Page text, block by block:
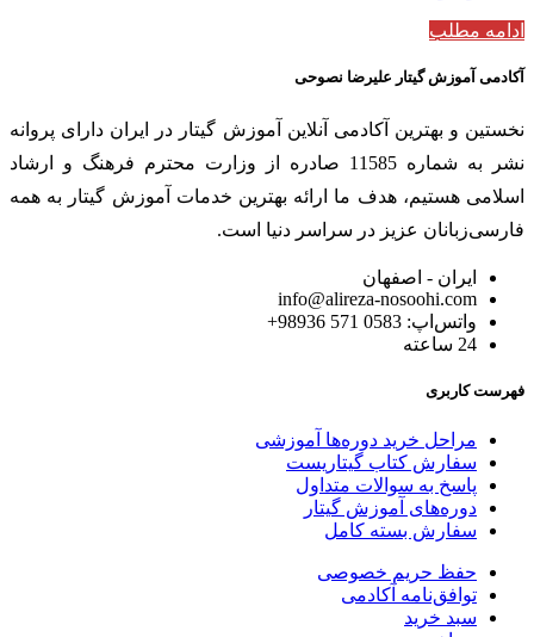
ادامه مطلب
آکادمی آموزش گیتار علیرضا نصوحی
نخستین و بهترین آکادمی آنلاین آموزش گیتار در ایران دارای پروانه
نشر به شماره 11585 صادره از وزارت محترم فرهنگ و ارشاد
اسلامی هستیم، هدف ما ارائه بهترین خدمات آموزش گیتار به همه
فارسی‌زبانان عزیز در سراسر دنیا است.
ایران - اصفهان
info@alireza-nosoohi.com
واتس‌اپ: 0583 571 98936+
24 ساعته
فهرست کاربری
مراحل خرید دوره‌ها آموزشی
سفارش کتاب گیتاریست
پاسخ به سوالات متداول
دوره‌های آموزش گیتار
سفارش بسته کامل
حفظ حریم خصوصی
توافق‌نامه آکادمی
سبد خرید